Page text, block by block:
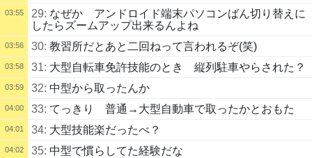
03:55 29: なぜか アンドロイド端末パソコンばん切り替えに
したらズームアップ出来るんよね
03:56 30: 教習所だとあと二回ねって言われるぞ(笑)
03:58 31: 大型自転車免許技能のとき 縦列駐車やらされた？
03:59 32: 中型から取ったんか
04:00 33: てっきり 普通→大型自動車で取ったかとおもた
04:01 34: 大型技能楽だったべ？
04:02 35: 中型で慣らしてた経験だな